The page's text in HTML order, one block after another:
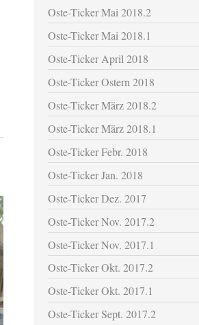
Oste-Ticker Mai 2018.2
Oste-Ticker Mai 2018.1
Oste-Ticker April 2018
Oste-Ticker Ostern 2018
Oste-Ticker März 2018.2
Oste-Ticker März 2018.1
Oste-Ticker Febr. 2018
Oste-Ticker Jan. 2018
Oste-Ticker Dez. 2017
Oste-Ticker Nov. 2017.2
Oste-Ticker Nov. 2017.1
Oste-Ticker Okt. 2017.2
Oste-Ticker Okt. 2017.1
Oste-Ticker Sept. 2017.2